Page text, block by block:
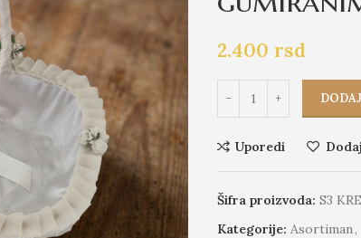
2.400 rsd
Uporedi
Šifra proizvoda: S3
Kategorije: Asortiman,